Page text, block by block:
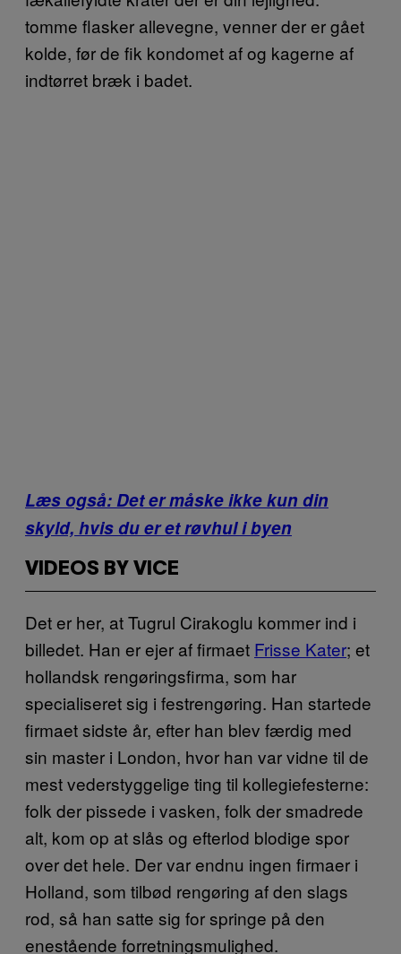
tomme flasker allevegne, venner der er gået
kolde, før de fik kondomet af og kagerne af
indtørret bræk i badet.
Læs også: Det er måske ikke kun din
skyld, hvis du er et røvhul i byen
VIDEOS BY VICE
Det er her, at Tugrul Cirakoglu kommer ind i
billedet. Han er ejer af firmaet Frisse Kater; et
hollandsk rengøringsfirma, som har
specialiseret sig i festrengøring. Han startede
firmaet sidste år, efter han blev færdig med
sin master i London, hvor han var vidne til de
mest vederstyggelige ting til kollegiefesterne:
folk der pissede i vasken, folk der smadrede
alt, kom op at slås og efterlod blodige spor
over det hele. Der var endnu ingen firmaer i
Holland, som tilbød rengøring af den slags
rod, så han satte sig for springe på den
enestående forretningsmulighed.